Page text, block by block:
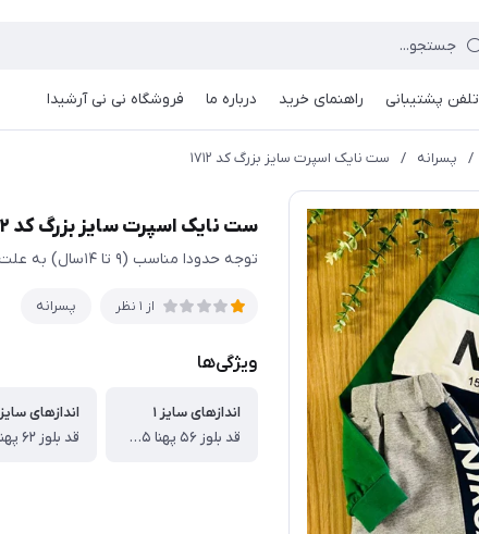
تلفن پشتیبانی راهنمای خرید درباره ما فروشگاه نی نی آرشیدا
/ پسرانه / ست نایک اسپرت سایز بزرگ کد ۱۷۱۲
ست نایک اسپرت سایز بزرگ کد ۱۷۱۲
توجه حدودا مناسب (۹ تا ۱۴سال) به علت متفاوت بودن قواره تولیدی ها ❌حتما❌ اندازها چک شود
از 1 نظر پسرانه
ویژگی‌ها
اندازهای سایز ۱
قد بلوز ۵۶ پهنا ۴۵ قد آستین ۴۹ قد شلوار ۸۳ سانت
اندازهای سایز ۲